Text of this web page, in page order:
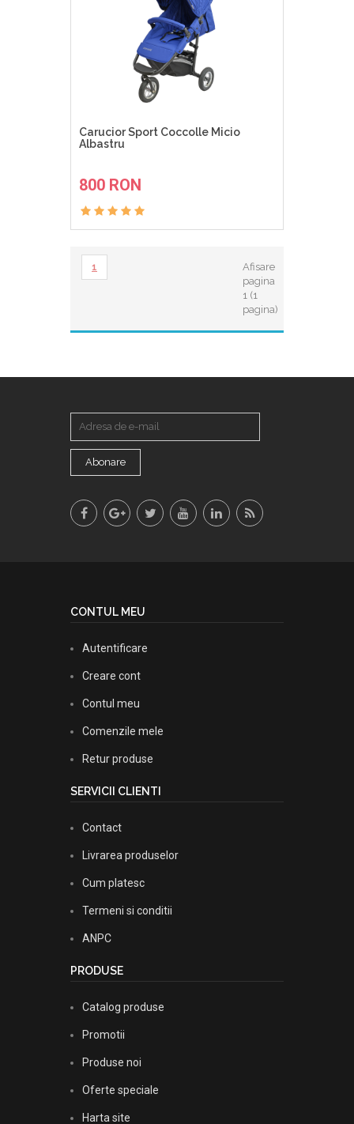
Carucior Sport Coccolle Micio
Albastru
800 RON
1
Afisare
pagina
1 (1
pagina)
Abonare
CONTUL MEU
Autentificare
Creare cont
Contul meu
Comenzile mele
Retur produse
SERVICII CLIENTI
Contact
Livrarea produselor
Cum platesc
Termeni si conditii
ANPC
PRODUSE
Catalog produse
Promotii
Produse noi
Oferte speciale
Harta site